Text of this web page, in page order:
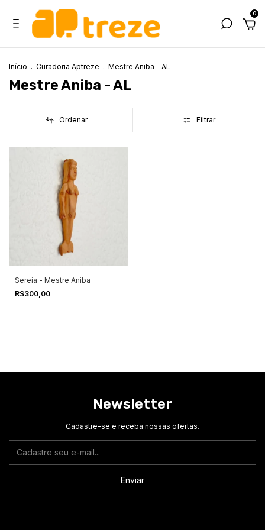
0
Início . Curadoria Aptreze . Mestre Aniba - AL
Mestre Aniba - AL
Ordenar Filtrar
Sereia - Mestre Aniba
R$300,00
Newsletter
Cadastre-se e receba nossas ofertas.